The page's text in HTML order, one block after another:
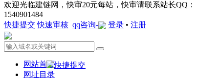
欢迎光临建链网，快审20元每站，快审请联系站长QQ：
1540901484
快捷提交 快速审核 qq咨询- 登录 • 注册
网站首页
网址目录